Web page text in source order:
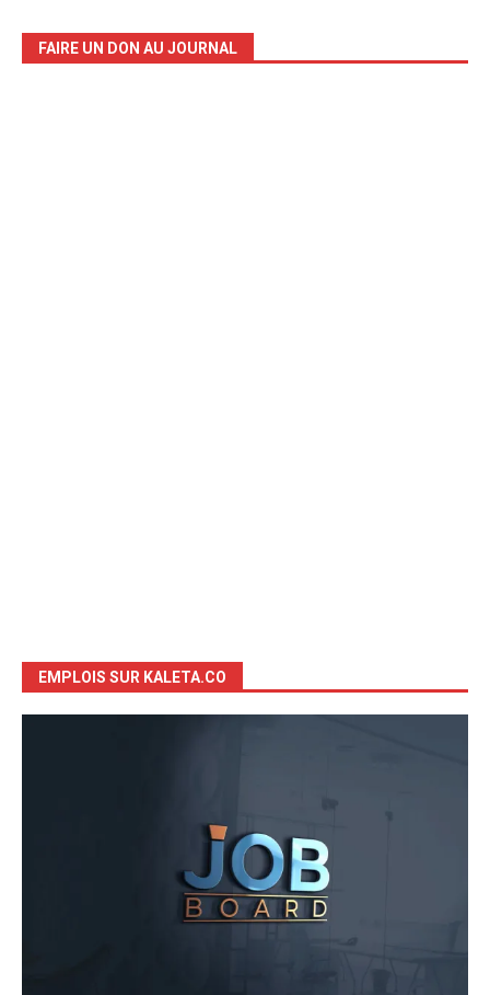
FAIRE UN DON AU JOURNAL
EMPLOIS SUR KALETA.CO